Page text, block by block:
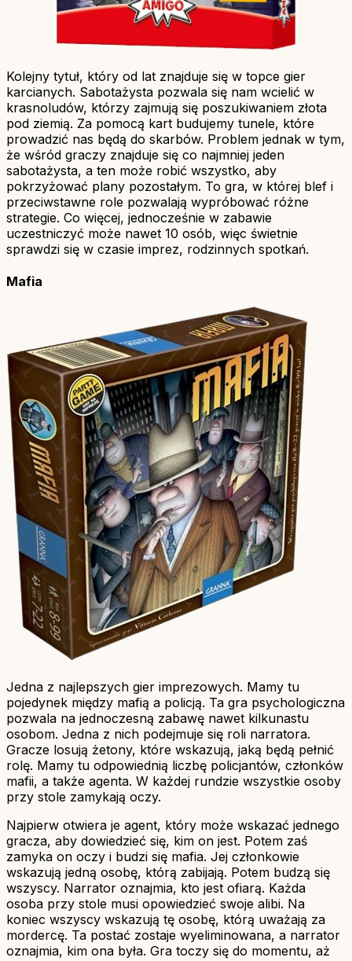
Kolejny tytuł, który od lat znajduje się w topce gier
karcianych. Sabotażysta pozwala się nam wcielić w
krasnoludów, którzy zajmują się poszukiwaniem złota
pod ziemią. Za pomocą kart budujemy tunele, które
prowadzić nas będą do skarbów. Problem jednak w tym,
że wśród graczy znajduje się co najmniej jeden
sabotażysta, a ten może robić wszystko, aby
pokrzyżować plany pozostałym. To gra, w której blef i
przeciwstawne role pozwalają wypróbować różne
strategie. Co więcej, jednocześnie w zabawie
uczestniczyć może nawet 10 osób, więc świetnie
sprawdzi się w czasie imprez, rodzinnych spotkań.
Mafia
Jedna z najlepszych gier imprezowych. Mamy tu
pojedynek między mafią a policją. Ta gra psychologiczna
pozwala na jednoczesną zabawę nawet kilkunastu
osobom. Jedna z nich podejmuje się roli narratora.
Gracze losują żetony, które wskazują, jaką będą pełnić
rolę. Mamy tu odpowiednią liczbę policjantów, członków
mafii, a także agenta. W każdej rundzie wszystkie osoby
przy stole zamykają oczy.
Najpierw otwiera je agent, który może wskazać jednego
gracza, aby dowiedzieć się, kim on jest. Potem zaś
zamyka on oczy i budzi się mafia. Jej członkowie
wskazują jedną osobę, którą zabijają. Potem budzą się
wszyscy. Narrator oznajmia, kto jest ofiarą. Każda
osoba przy stole musi opowiedzieć swoje alibi. Na
koniec wszyscy wskazują tę osobę, którą uważają za
mordercę. Ta postać zostaje wyeliminowana, a narrator
oznajmia, kim ona była. Gra toczy się do momentu, aż